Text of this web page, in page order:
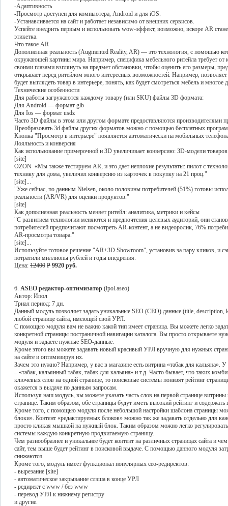
-Адаптивность
-Просмотр доступен для компьютера, Android и для iOS.
-Устанавливается на сайт и работает независимо от внешних сервисов.
Успейте внедрить первым и использовать wow-эффект, возможно, вскоре AR
этикетка.
Что такое AR
Дополненная реальность (Augmented Reality, AR) — это технология, с помощью
окружающей картины мира. Например, специфика мебельного ритейла требует от
своими глазами взглянуть на предмет обстановки, чтобы оценить его размеры,
открывает перед ритейлом много интересных возможностей. Например,
будет выглядеть товар в интерьере, понять, как будет смотреться мебель и многое
Технические особенности
Для работы загружаются каждому товару (или SKU) файлы 3D формата:
Для Android — формат glb
Для Ios — формат usdz
Часто 3D файлы в этом или другом формате предоставляются производителями
Преобразовать 3d файлы других форматов можно с помощью бесплатных
Кнопка "Просмотр в интерьере" появляется автоматически на мобильных
Лояльность и конверсия
Как использование примерочной и 3D увеличивает конверсию: 3D-модели
[site]
OZON «Мы также тестируем AR, и это дает неплохие результаты: пилот с
технику для дома, увеличил конверсию из карточек в покупку на 21 проц."
[site]...
"Уже сейчас, по данным Nielsen, около половины потребителей (51%) готовы
реальности (AR/VR) для оценки продуктов."
[site]
Как дополненная реальность меняет ритейл: аналитика, метрики и кейсы
"С развитием технологии меняются и предпочтения целевых аудиторий, они
потребителей предпочитают посмотреть AR-контент, а не видеоролик, 76%
AR-просмотра товара."
[site]...
Используйте готовое решение "AR+3D Showroom", установив за пару кликов, и
потратили миллионы рублей и годы внедрения.
Цена: 12400 P 9920 руб.
6. ASEO редактор-оптимизатор (ipol.aseo)
Автор: Ипол
Триал период: 7 дн.
Данный модуль позволяет задать уникальные SEO (СЕО) данные (title,
любой странице сайта, имеющей свой УРЛ.
С помощью модуля вам не важно какой тип имеет страница. Вы можете легко
конкретной страницы постраничной навигации каталога. Вы просто открываете
модуля и задаете нужные SEO-данные.
Кроме этого вы можете задавать новый красивый УРЛ вручную для нужных
на сайте и оптимизируя их.
Зачем это нужно? Например, у вас в магазине есть витрина «табак для
– «табак, кальянный табак, табак для кальяна» и т.д. Часто бывает, что таких
ключевых слов на одной странице, то поисковые системы понизят рейтинг
окажется в выдаче по данным запросам.
Используя наш модуль, вы можете указать часть слов на первой странице
странице. Таким образом, обе страницы будут иметь высокий рейтинг и
Кроме того, с помощью модуля после небольшой настройки шаблона страницы
блоки». Контент «редактируемых блоков» можно так же задавать отдельно для
просто кликая мышкой на нужный блок. Таким образом можно легко
системы каждую конкретную продвигаемую страницу.
Чем разнообразнее и уникальнее будет контент на различных страницах сайта и
сайт, тем выше будет рейтинг в поисковой выдаче. С помощью данного модуля
снижаются.
Кроме того, модуль имеет функционал популярных сео-редиректов:
- вырезание [site]
- автоматическое закрывание слэша в конце УРЛ
- редирект с www / без www
- перевод УРЛ к нижнему регистру
и другие.